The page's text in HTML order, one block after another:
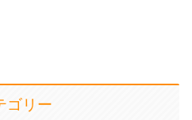
ゴリー